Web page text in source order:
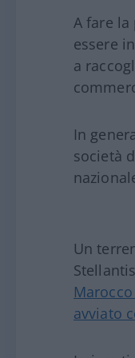
A fare la
essere
a
In
società
Un
avviato